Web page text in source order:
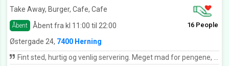
Take Away, Burger, Cafe, Cafe
Åbent Åbent fra kl 11:00 til 22:00 16 People
Østergade 24, 7400 Herning
Fint sted, hurtig og venlig servering. Meget mad for pengene, men priserne trænger i den grad til at blive opdateret på nettet